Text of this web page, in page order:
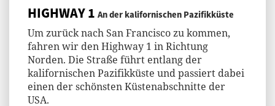
HIGHWAY 1 An der kalifornischen Pazifikküste
Um zurück nach San Francisco zu kommen,
fahren wir den Highway 1 in Richtung
Norden. Die Straße führt entlang der
kalifornischen Pazifikküste und passiert dabei
einen der schönsten Küstenabschnitte der
USA.